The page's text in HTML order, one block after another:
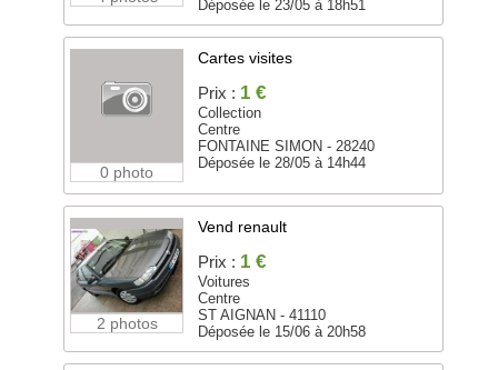
Déposée le 23/05 à 18h51
0 photo
Cartes visites
Prix : 1 €
Collection
Centre
FONTAINE SIMON - 28240
Déposée le 28/05 à 14h44
2 photos
Vend renault
Prix : 1 €
Voitures
Centre
ST AIGNAN - 41110
Déposée le 15/06 à 20h58